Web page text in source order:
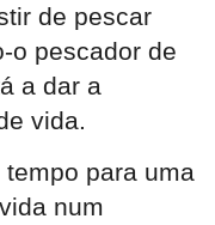
de pescar
o pescador de
a dar a
vida.
para uma
num